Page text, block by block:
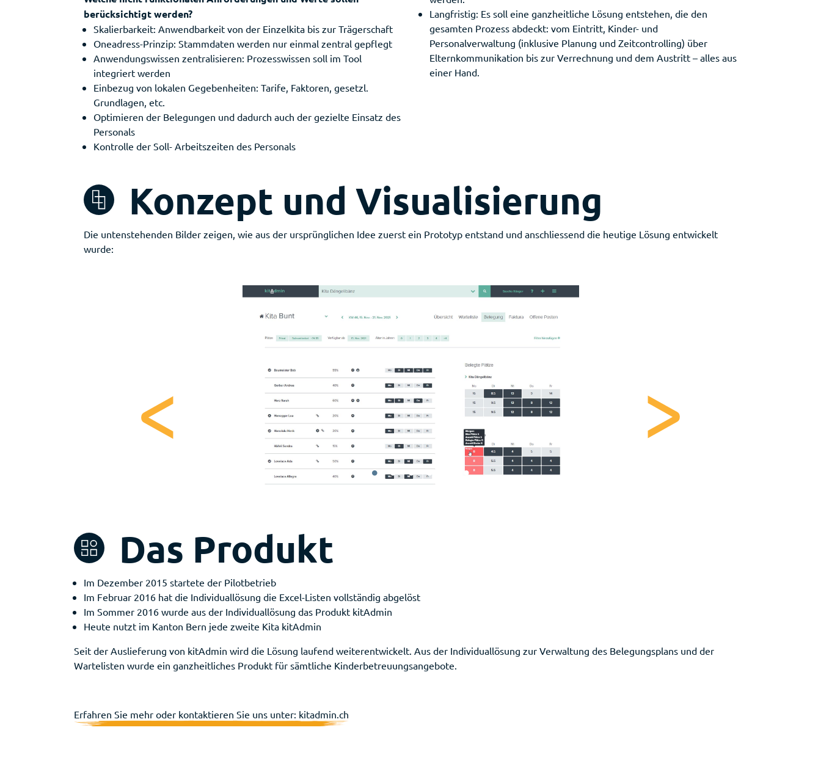
berücksichtigt werden?
Skalierbarkeit: Anwendbarkeit von der Einzelkita bis zur Trägerschaft
Oneadress-Prinzip: Stammdaten werden nur einmal zentral gepflegt
Anwendungswissen zentralisieren: Prozesswissen soll im Tool
integriert werden
Einbezug von lokalen Gegebenheiten: Tarife, Faktoren, gesetzl.
Grundlagen, etc.
Optimieren der Belegungen und dadurch auch der gezielte Einsatz des
Personals
Kontrolle der Soll- Arbeitszeiten des Personals
Langfristig: Es soll eine ganzheitliche Lösung entstehen, die den
gesamten Prozess abdeckt: vom Eintritt, Kinder- und
Personalverwaltung (inklusive Planung und Zeitcontrolling) über
Elternkommunikation bis zur Verrechnung und dem Austritt – alles aus
einer Hand.
Konzept und Visualisierung
Die untenstehenden Bilder zeigen, wie aus der ursprünglichen Idee zuerst ein Prototyp entstand und anschliessend die heutige Lösung entwickelt
wurde:
Das Produkt
Im Dezember 2015 startete der Pilotbetrieb
Im Februar 2016 hat die Individuallösung die Excel-Listen vollständig abgelöst
Im Sommer 2016 wurde aus der Individuallösung das Produkt kitAdmin
Heute nutzt im Kanton Bern jede zweite Kita kitAdmin
Seit der Auslieferung von kitAdmin wird die Lösung laufend weiterentwickelt. Aus der Individuallösung zur Verwaltung des Belegungsplans und der
Wartelisten wurde ein ganzheitliches Produkt für sämtliche Kinderbetreuungsangebote.
Erfahren Sie mehr oder kontaktieren Sie uns unter: kitadmin.ch